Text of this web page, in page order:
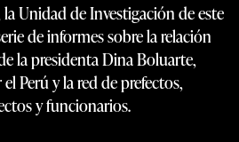
Unidad de Investigación de este
de informes sobre la relación
la presidenta Dina Boluarte,
Perú y la red de prefectos,
y funcionarios.